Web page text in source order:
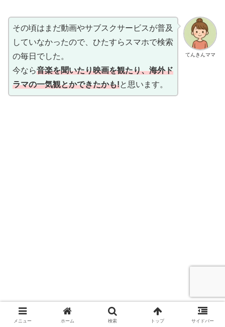
てんきんママ
その頃はまだ動画やサブスクサービスが普及
していなかったので、ひたすらスマホで検索
の毎日でした。
今なら音楽を聞いたり映画を観たり、海外ド
ラマの一気観とかできたかも!と思います。
メニュー ホーム 検索 トップ サイドバー